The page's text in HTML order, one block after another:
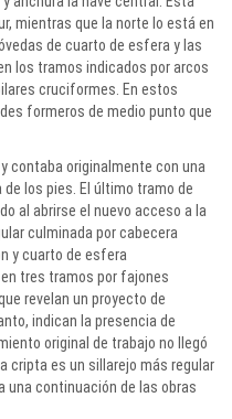
mientras que la norte lo está en
de cuarto de esfera y las
los tramos indicados por arcos
cruciformes. En estos
formeros de medio punto que
contaba originalmente con una
los pies. El último tramo de
al abrirse el nuevo acceso a la
culminada por cabecera
y cuarto de esfera
tres tramos por fajones
revelan un proyecto de
indican la presencia de
original de trabajo no llegó
cripta es un sillarejo más regular
una continuación de las obras